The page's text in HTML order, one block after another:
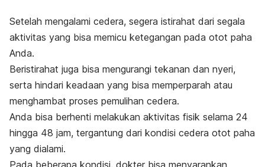
Setelah mengalami cedera, segera istirahat dari segala
aktivitas yang bisa memicu ketegangan pada otot paha
Anda.
Beristirahat juga bisa mengurangi tekanan dan nyeri,
serta hindari keadaan yang bisa memperparah atau
menghambat proses pemulihan cedera.
Anda bisa berhenti melakukan aktivitas fisik selama 24
hingga 48 jam, tergantung dari kondisi cedera otot paha
yang dialami.